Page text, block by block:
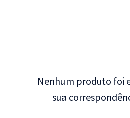
Nenhum produto foi
sua